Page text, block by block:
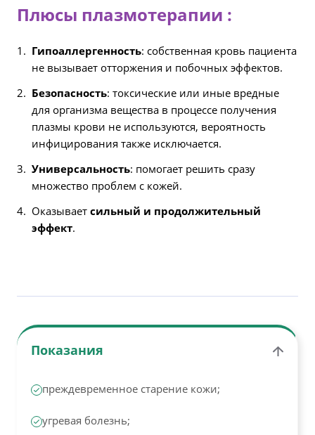
Плюсы плазмотерапии :
Гипоаллергенность: собственная кровь пациента
не вызывает отторжения и побочных эффектов.
Безопасность: токсические или иные вредные
для организма вещества в процессе получения
плазмы крови не используются, вероятность
инфицирования также исключается.
Универсальность: помогает решить сразу
множество проблем с кожей.
Оказывает сильный и продолжительный
эффект.
Показания
преждевременное старение кожи;
угревая болезнь;